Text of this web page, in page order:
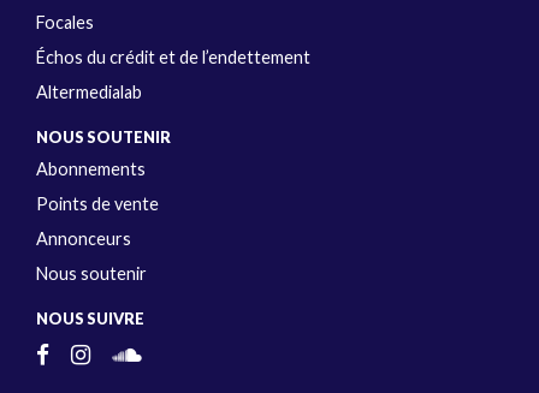
Focales
Échos du crédit et de l’endettement
Altermedialab
NOUS SOUTENIR
Abonnements
Points de vente
Annonceurs
Nous soutenir
NOUS SUIVRE